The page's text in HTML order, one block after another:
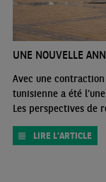
UNE NOUVELLE
Avec une contraction
tunisienne a été
Les perspectives de
LIRE L'ARTICLE